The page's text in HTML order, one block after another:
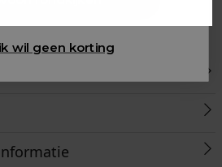
wil geen korting